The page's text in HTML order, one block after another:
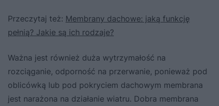
Przeczytaj też: Membrany dachowe: jaką funkcję
pełnią? Jakie są ich rodzaje?
Ważna jest również duża wytrzymałość na
rozciąganie, odporność na przerwanie, ponieważ pod
oblicówką lub pod pokryciem dachowym membrana
jest narażona na działanie wiatru. Dobra membrana